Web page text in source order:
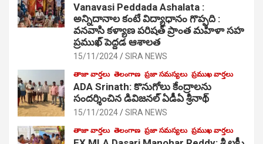
Vanavasi Peddada Ashalata :
అన్నిదానాల కంటే విద్యాధానం గొప్పది :
వనవాసి కళ్యాణ పరిషత్ ప్రాంత మహిళా సహ
ప్రముఖ్ పెద్దడ ఆశాలత
15/11/2024 SIRA NEWS
తాజా వార్తలు తెలంగాణ ప్రజా సమస్యలు ప్రముఖ వార్తలు
ADA Srinath: కొనుగోలు కేంద్రాల‌ను
సంద‌ర్శించిన డివిజనల్ ఏడీఏ శ్రీనాథ్
15/11/2024 SIRA NEWS
తాజా వార్తలు తెలంగాణ ప్రజా సమస్యలు ప్రముఖ వార్తలు